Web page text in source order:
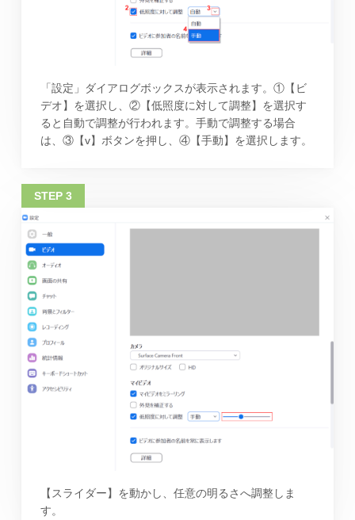
「設定」ダイアログボックスが表示されます。①【ビ
デオ】を選択し、②【低照度に対して調整】を選択す
ると自動で調整が行われます。手動で調整する場合
は、③【v】ボタンを押し、④【手動】を選択します。
【スライダー】を動かし、任意の明るさへ調整しま
す。